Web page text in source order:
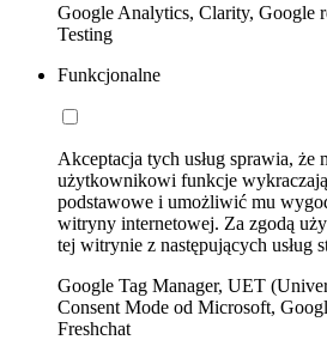
Google Analytics, Clarity, Google
Testing
Funkcjonalne
Akceptacja tych usług sprawia, że
użytkownikowi funkcje
podstawowe i umożliwić mu
witryny internetowej. Za zgodą
tej witrynie z następujących usług
Google Tag Manager, UET
Consent Mode od Microsoft,
Freshchat